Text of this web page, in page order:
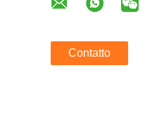
Contatto